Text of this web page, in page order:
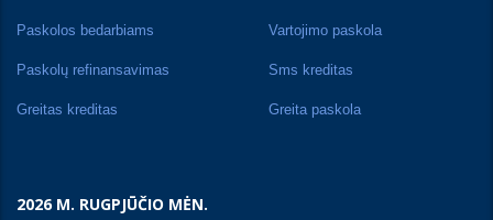
Paskolos bedarbiams Vartojimo paskola
Paskolų refinansavimas Sms kreditas
Greitas kreditas Greita paskola
2026 M. RUGPJŪČIO MĖN.